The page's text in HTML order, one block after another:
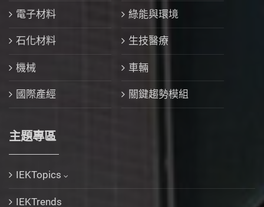
電子材料 綠能與環境
石化材料 生技醫療
機械 車輛
國際產經 關鍵趨勢模組
主題專區
IEKTopics
IEKTrends